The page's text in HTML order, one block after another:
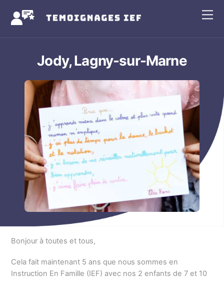
content
Jody, Lagny-sur-Marne
Bonjour à toutes et tous,
Cela fait maintenant 5 ans que nous sommes en
Instruction En Famille (IEF) avec nos 2 enfants de 7 et 10